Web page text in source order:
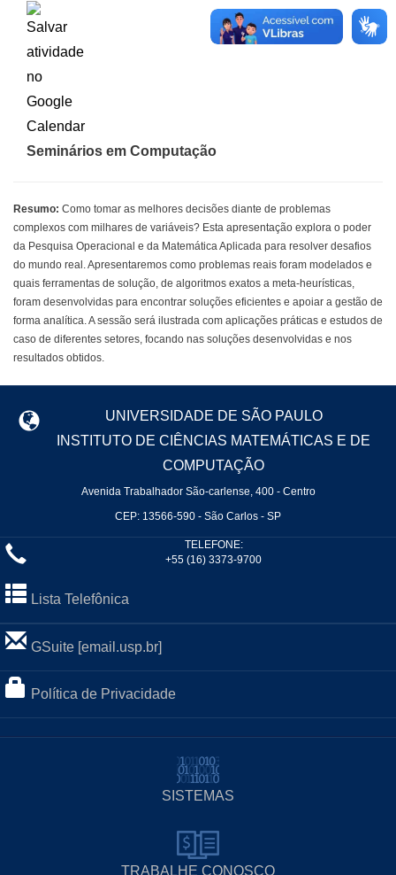
Seminários em Computação
Resumo: Como tomar as melhores decisões diante de problemas
complexos com milhares de variáveis? Esta apresentação explora o poder
da Pesquisa Operacional e da Matemática Aplicada para resolver desafios
do mundo real. Apresentaremos como problemas reais foram modelados e
quais ferramentas de solução, de algoritmos exatos a meta-heurísticas,
foram desenvolvidas para encontrar soluções eficientes e apoiar a gestão de
forma analítica. A sessão será ilustrada com aplicações práticas e estudos de
caso de diferentes setores, focando nas soluções desenvolvidas e nos
resultados obtidos.
UNIVERSIDADE DE SÃO PAULO
INSTITUTO DE CIÊNCIAS MATEMÁTICAS E DE
COMPUTAÇÃO
Avenida Trabalhador São-carlense, 400 - Centro
CEP: 13566-590 - São Carlos - SP
TELEFONE:
+55 (16) 3373-9700
Lista Telefônica
GSuite [email.usp.br]
Política de Privacidade
SISTEMAS
TRABALHE CONOSCO